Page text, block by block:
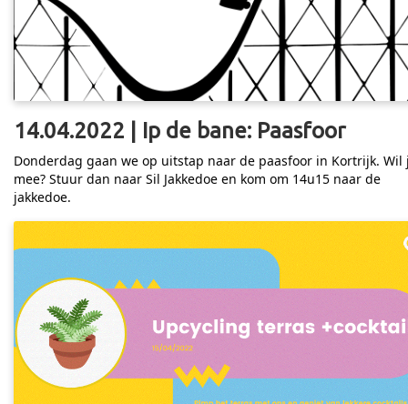
14.04.2022 | Ip de bane: Paasfoor
Donderdag gaan we op uitstap naar de paasfoor in Kortrijk. Wil
mee? Stuur dan naar Sil Jakkedoe en kom om 14u15 naar de
jakkedoe.